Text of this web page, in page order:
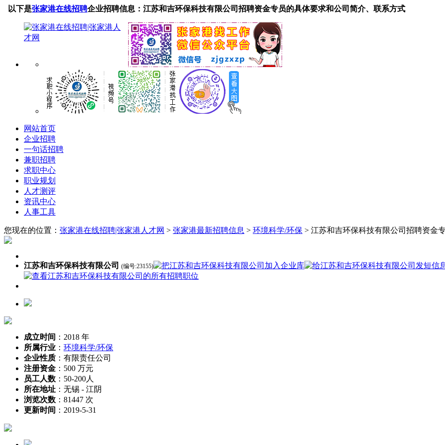
以下是张家港在线招聘企业招聘信息：江苏和吉环保科技有限公司招聘资金专员的具体要求和公司简介、联系方式
网站首页
企业招聘
一句话招聘
兼职招聘
求职中心
职业规划
人才测评
资讯中心
人事工具
您现在的位置： 张家港在线招聘|张家港人才网 > 张家港最新招聘信息 > 环境科学/环保 > 江苏和吉环保科技有限公司招聘资金
江苏和吉环保科技有限公司 (编号:23155)
成立时间 ： 2018 年
所属行业 ： 环境科学/环保
企业性质 ： 有限责任公司
注册资金 ： 500 万元
员工人数 ： 50-200人
所在地址 ： 无锡 - 江阴
浏览次数 ： 81447 次
更新时间 ： 2019-5-31